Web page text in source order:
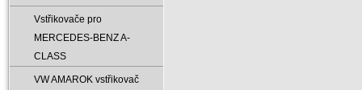
Vstřikovače pro
MERCEDES-BENZ A-
CLASS
VW AMAROK vstřikovač